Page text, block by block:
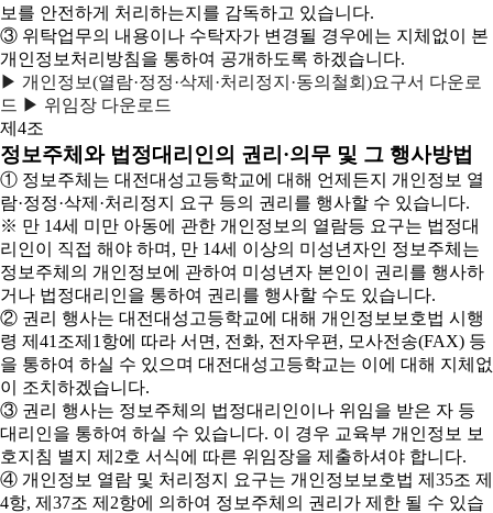
보를 안전하게 처리하는지를 감독하고 있습니다.
③ 위탁업무의 내용이나 수탁자가 변경될 경우에는 지체없이 본
개인정보처리방침을 통하여 공개하도록 하겠습니다.
▶ 개인정보(열람·정정·삭제·처리정지·동의철회)요구서 다운로
드 ▶ 위임장 다운로드
제4조
정보주체와 법정대리인의 권리·의무 및 그 행사방법
① 정보주체는 대전대성고등학교에 대해 언제든지 개인정보 열
람·정정·삭제·처리정지 요구 등의 권리를 행사할 수 있습니다.
※ 만 14세 미만 아동에 관한 개인정보의 열람등 요구는 법정대
리인이 직접 해야 하며, 만 14세 이상의 미성년자인 정보주체는
정보주체의 개인정보에 관하여 미성년자 본인이 권리를 행사하
거나 법정대리인을 통하여 권리를 행사할 수도 있습니다.
② 권리 행사는 대전대성고등학교에 대해 개인정보보호법 시행
령 제41조제1항에 따라 서면, 전화, 전자우편, 모사전송(FAX) 등
을 통하여 하실 수 있으며 대전대성고등학교는 이에 대해 지체없
이 조치하겠습니다.
③ 권리 행사는 정보주체의 법정대리인이나 위임을 받은 자 등
대리인을 통하여 하실 수 있습니다. 이 경우 교육부 개인정보 보
호지침 별지 제2호 서식에 따른 위임장을 제출하셔야 합니다.
④ 개인정보 열람 및 처리정지 요구는 개인정보보호법 제35조 제
4항, 제37조 제2항에 의하여 정보주체의 권리가 제한 될 수 있습